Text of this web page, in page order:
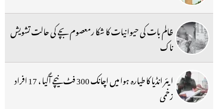
ظالم بات کی حیوانیات کا شکا رمعصوم بچے کی حالت تشویش
ناک
ایئر انڈیا کا طیارہ ہوا میں اچانک 300 فٹ نیچے آگیا ، 17 افراد
زخمی